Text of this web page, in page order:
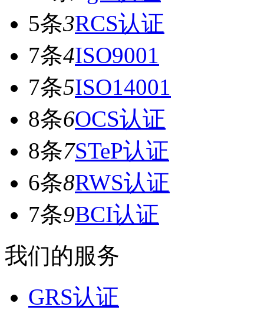
5条3RCS认证
7条4ISO9001
7条5ISO14001
8条6OCS认证
8条7STeP认证
6条8RWS认证
7条9BCI认证
我们的服务
GRS认证